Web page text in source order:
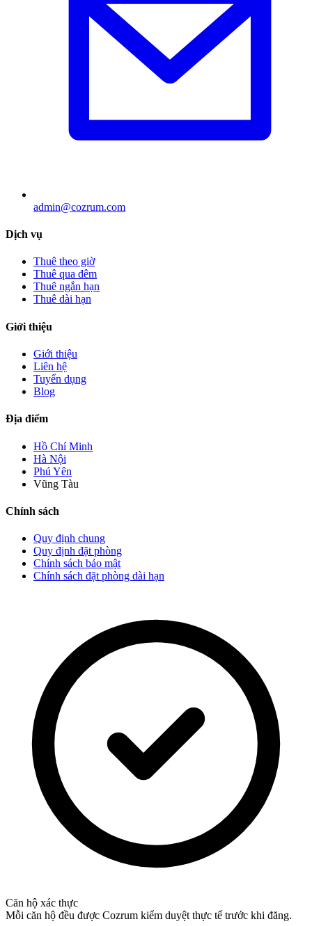
admin@cozrum.com
Dịch vụ
Thuê theo giờ
Thuê qua đêm
Thuê ngắn hạn
Thuê dài hạn
Giới thiệu
Giới thiệu
Liên hệ
Tuyển dụng
Blog
Địa điểm
Hồ Chí Minh
Hà Nội
Phú Yên
Vũng Tàu
Chính sách
Quy định chung
Quy định đặt phòng
Chính sách bảo mật
Chính sách đặt phòng dài hạn
Căn hộ xác thực
Mỗi căn hộ đều được Cozrum kiểm duyệt thực tế trước khi đăng.